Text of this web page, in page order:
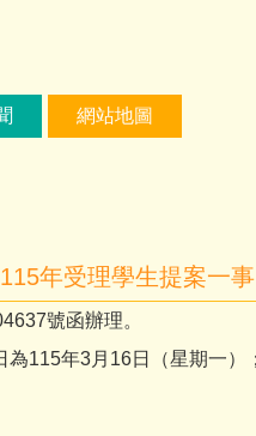
網站地圖
年受理學生提案一事
號函辦理。
115年3月16日（星期一